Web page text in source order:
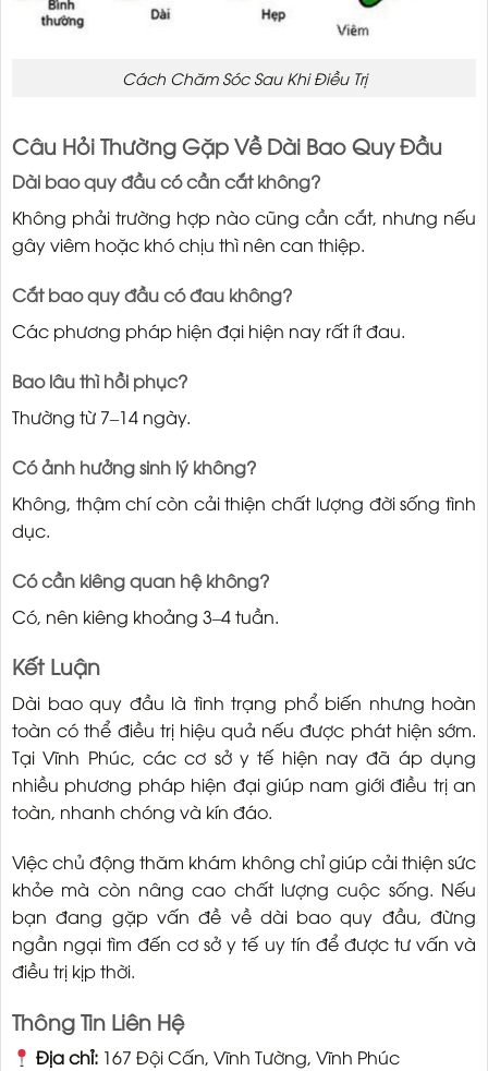
Cách Chăm Sóc Sau Khi Điều Trị
Câu Hỏi Thường Gặp Về Dài Bao Quy Đầu
Dài bao quy đầu có cần cắt không?
Không phải trường hợp nào cũng cần cắt, nhưng nếu
gây viêm hoặc khó chịu thì nên can thiệp.
Cắt bao quy đầu có đau không?
Các phương pháp hiện đại hiện nay rất ít đau.
Bao lâu thì hồi phục?
Thường từ 7–14 ngày.
Có ảnh hưởng sinh lý không?
Không, thậm chí còn cải thiện chất lượng đời sống tình
dục.
Có cần kiêng quan hệ không?
Có, nên kiêng khoảng 3–4 tuần.
Kết Luận
Dài bao quy đầu là tình trạng phổ biến nhưng hoàn
toàn có thể điều trị hiệu quả nếu được phát hiện sớm.
Tại Vĩnh Phúc, các cơ sở y tế hiện nay đã áp dụng
nhiều phương pháp hiện đại giúp nam giới điều trị an
toàn, nhanh chóng và kín đáo.
Việc chủ động thăm khám không chỉ giúp cải thiện sức
khỏe mà còn nâng cao chất lượng cuộc sống. Nếu
bạn đang gặp vấn đề về dài bao quy đầu, đừng
ngần ngại tìm đến cơ sở y tế uy tín để được tư vấn và
điều trị kịp thời.
Thông Tin Liên Hệ
Địa chỉ: 167 Đội Cấn, Vĩnh Tường, Vĩnh Phúc